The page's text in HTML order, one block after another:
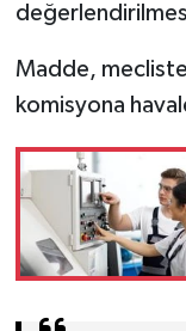
Madde,
komisyona